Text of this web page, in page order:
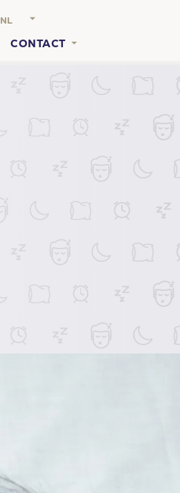
NL
CONTACT